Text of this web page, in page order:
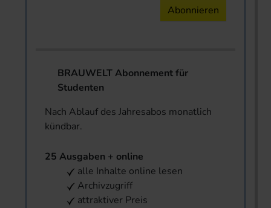
Abonnieren
BRAUWELT Abonnement für
Studenten
Nach Ablauf des Jahresabos monatlich
kündbar.
25 Ausgaben + online
alle Inhalte online lesen
Archivzugriff
attraktiver Preis